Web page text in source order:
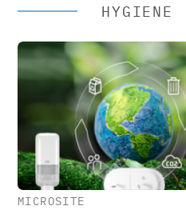
HYGIENE
MICROSITE